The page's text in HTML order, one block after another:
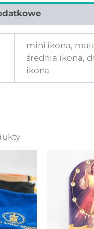
mini ikona,
średnia ikona,
ikona
ma
wiele
wariantów.
Opcje